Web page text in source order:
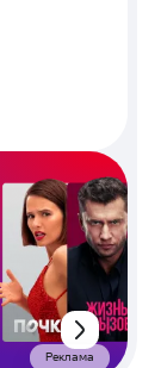
Реклама